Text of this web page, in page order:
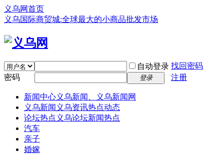
义乌网首页
义乌国际商贸城:全球最大的小商品批发市场
自动登录 找回密码
密码
登录 注册
新闻中心义乌新闻、义乌新闻网
义乌新闻 义乌资讯热点动态
论坛热点 义乌论坛新闻热点
汽车
亲子
婚嫁